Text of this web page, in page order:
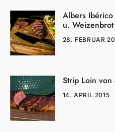
Albers Ibérico
u. Weizenbrot
28. FEBRUAR
Strip Loin
14. APRIL 2015